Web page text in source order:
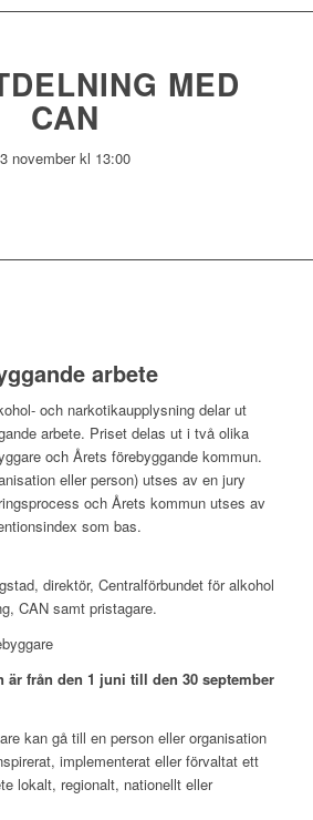
MED
CAN
3 november kl 13:00
arbete
och narkotikaupplysning delar ut
arbete. Priset delas ut i två olika
och Årets förebyggande kommun.
eller person) utses av en jury
och Årets kommun utses av
som bas.
direktör, Centralförbundet för alkohol
CAN samt pristagare.
är från den 1 juni till den 30 september
kan gå till en person eller organisation
implementerat eller förvaltat ett
lokalt, regionalt, nationellt eller